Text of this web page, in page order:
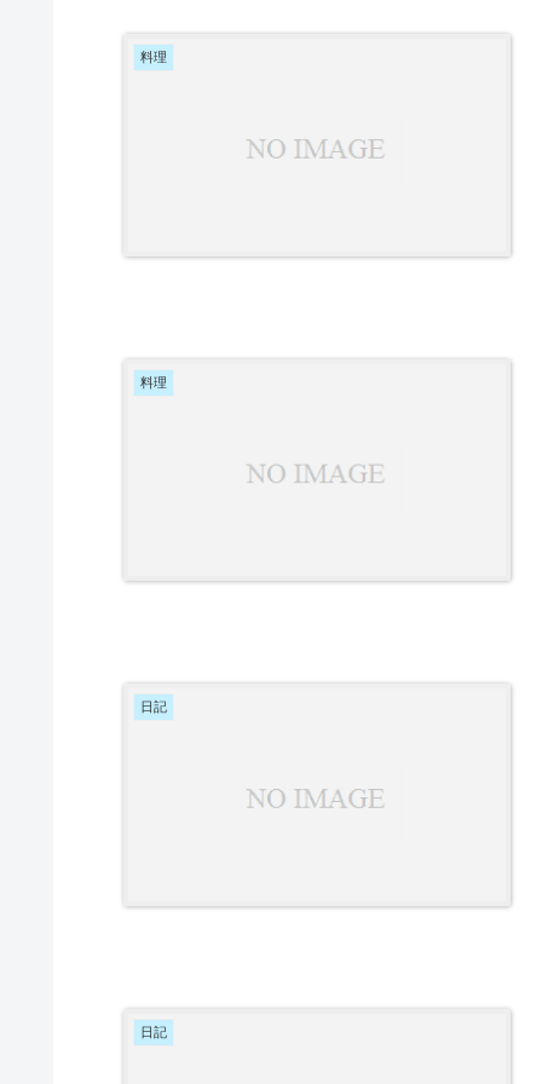
料理
料理
日記
日記